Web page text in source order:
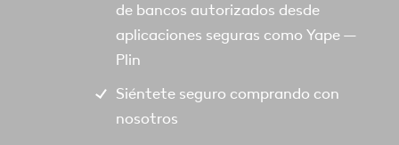
de bancos autorizados desde
aplicaciones seguras como Yape –
Plin
Siéntete seguro comprando con
nosotros